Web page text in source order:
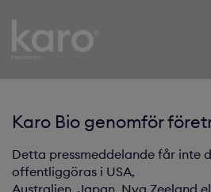
Karo Healthcare
Karo Bio genomför
Detta pressmeddelande får inte
offentliggöras i USA,
Australien, Japan, Nya Zeeland